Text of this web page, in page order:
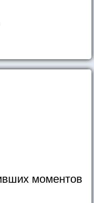
моментов